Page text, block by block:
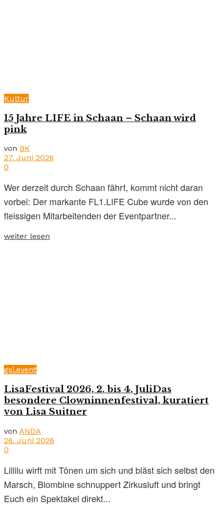
Kultur
15 Jahre LIFE in Schaan – Schaan wird
pink
von BK
27. Juni 2026
0
Wer derzeit durch Schaan fährt, kommt nicht daran
vorbei: Der markante FL1.LIFE Cube wurde von den
fleissigen Mitarbeitenden der Eventpartner...
weiter lesen
gsi.event
LisaFestival 2026, 2. bis 4. JuliDas
besondere Clowninnenfestival, kuratiert
von Lisa Suitner
von ANDA
26. Juni 2026
0
Lillilu wirft mit Tönen um sich und bläst sich selbst den
Marsch, Blombine schnuppert Zirkusluft und bringt
Euch ein Spektakel direkt...